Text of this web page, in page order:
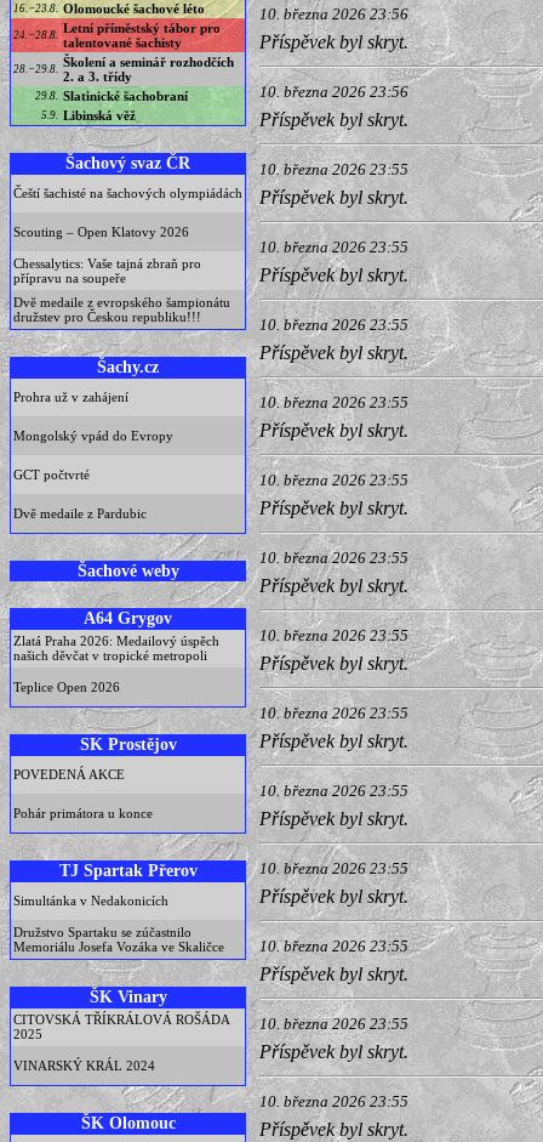
16.−23.8. Olomoucké šachové léto
24.−28.8. Letní příměstský tábor pro
talentované šachisty
28.−29.8. Školení a seminář rozhodčích
2. a 3. třídy
29.8. Slatinické šachobraní
5.9. Libinská věž
Šachový svaz ČR
Čeští šachisté na šachových olympiádách
Scouting – Open Klatovy 2026
Chessalytics: Vaše tajná zbraň pro
přípravu na soupeře
Dvě medaile z evropského šampionátu
družstev pro Českou republiku!!!
Šachy.cz
Prohra už v zahájení
Mongolský vpád do Evropy
GCT počtvrté
Dvě medaile z Pardubic
Šachové weby
A64 Grygov
Zlatá Praha 2026: Medailový úspěch
našich děvčat v tropické metropoli
Teplice Open 2026
SK Prostějov
POVEDENÁ AKCE
Pohár primátora u konce
TJ Spartak Přerov
Simultánka v Nedakonicích
Družstvo Spartaku se zúčastnilo
Memoriálu Josefa Vozáka ve Skaličce
ŠK Vinary
CITOVSKÁ TŘÍKRÁLOVÁ ROŠÁDA
2025
VINARSKÝ KRÁL 2024
ŠK Olomouc
10. března 2026 23:56
Příspěvek byl skryt.
10. března 2026 23:56
Příspěvek byl skryt.
10. března 2026 23:55
Příspěvek byl skryt.
10. března 2026 23:55
Příspěvek byl skryt.
10. března 2026 23:55
Příspěvek byl skryt.
10. března 2026 23:55
Příspěvek byl skryt.
10. března 2026 23:55
Příspěvek byl skryt.
10. března 2026 23:55
Příspěvek byl skryt.
10. března 2026 23:55
Příspěvek byl skryt.
10. března 2026 23:55
Příspěvek byl skryt.
10. března 2026 23:55
Příspěvek byl skryt.
10. března 2026 23:55
Příspěvek byl skryt.
10. března 2026 23:55
Příspěvek byl skryt.
10. března 2026 23:55
Příspěvek byl skryt.
10. března 2026 23:55
Příspěvek byl skryt.